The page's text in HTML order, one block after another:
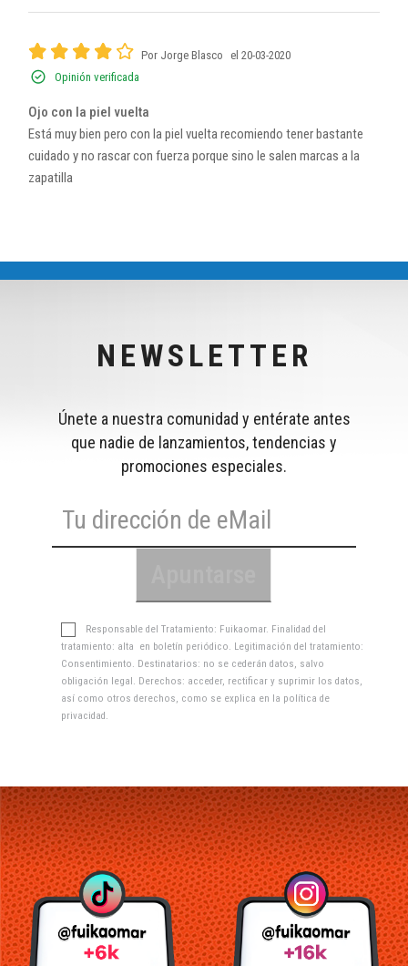
Por Jorge Blasco el 20-03-2020
Opinión verificada
Ojo con la piel vuelta
Está muy bien pero con la piel vuelta recomiendo tener bastante
cuidado y no rascar con fuerza porque sino le salen marcas a la
zapatilla
NEWSLETTER
Únete a nuestra comunidad y entérate antes
que nadie de lanzamientos, tendencias y
promociones especiales.
Responsable del Tratamiento: Fuikaomar. Finalidad del
tratamiento: alta en boletín periódico. Legitimación del tratamiento:
Consentimiento. Destinatarios: no se cederán datos, salvo
obligación legal. Derechos: acceder, rectificar y suprimir los datos,
así como otros derechos, como se explica en la política de
privacidad .